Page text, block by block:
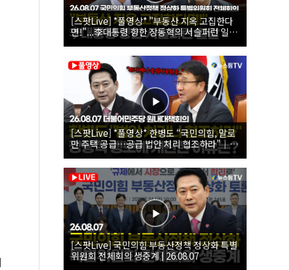
[스팟Live] *풀영상* "부동산 지옥 고집한다
면!"...李대통령 향한 장동혁의 서슬퍼런 일갈
| 26.08.07 국민의힘 부동산정책 정상화 특별
위원회 전체회의
[스팟Live] *풀영상* 한병도 “국민의힘, 말로
만 주택 공급…공급 법안 처리 협조하라”｜
26.08.07 더불어민주당 원내대책회의
[스팟Live] 국민의힘 부동산정책 정상화 특별
위원회 전체회의 생중계 | 26.08.07